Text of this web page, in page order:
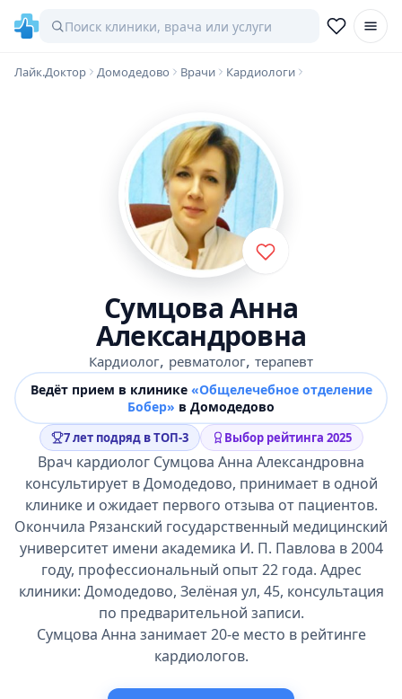
Лайк.Доктор Домодедово Врачи Кардиологи
Сумцова Анна
Александровна
Кардиолог, ревматолог, терапевт
Ведёт прием в клинике «Общелечебное отделение
Бобер» в Домодедово
7 лет подряд в ТОП-3 Выбор рейтинга 2025
Врач кардиолог Сумцова Анна Александровна
консультирует в Домодедово, принимает в одной
клинике и ожидает первого отзыва от пациентов.
Окончила Рязанский государственный медицинский
университет имени академика И. П. Павлова в 2004
году, профессиональный опыт 22 года. Адрес
клиники: Домодедово, Зелёная ул, 45, консультация
по предварительной записи.
Сумцова Анна занимает 20-е место в рейтинге
кардиологов.